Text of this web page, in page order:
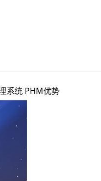
系统 PHM优势